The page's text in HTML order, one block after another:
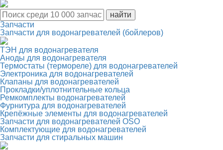
Запчасти
Запчасти для водонагревателей (бойлеров)
ТЭН для водонагревателя
Аноды для водонагревателя
Термостаты (термореле) для водонагревателей
Электроника для водонагревателей
Клапаны для водонагревателей
Прокладки/уплотнительные кольца
Ремкомплекты водонагревателей
Фурнитура для водонагревателей
Крепёжные элементы для водонагревателей
Запчасти для водонагревателей OSO
Комплектующие для водонагревателей
Запчасти для стиральных машин